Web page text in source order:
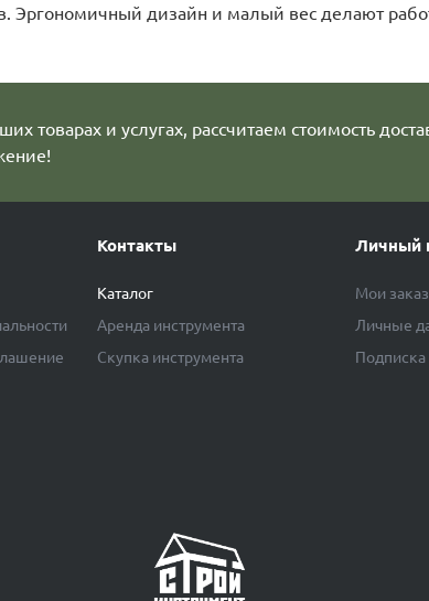
Эргономичный дизайн и малый вес делают
товарах и услугах, рассчитаем стоимость
Контакты
Каталог
Аренда инструмента
Скупка инструмента
Личный
Мои
Личные
Подписка